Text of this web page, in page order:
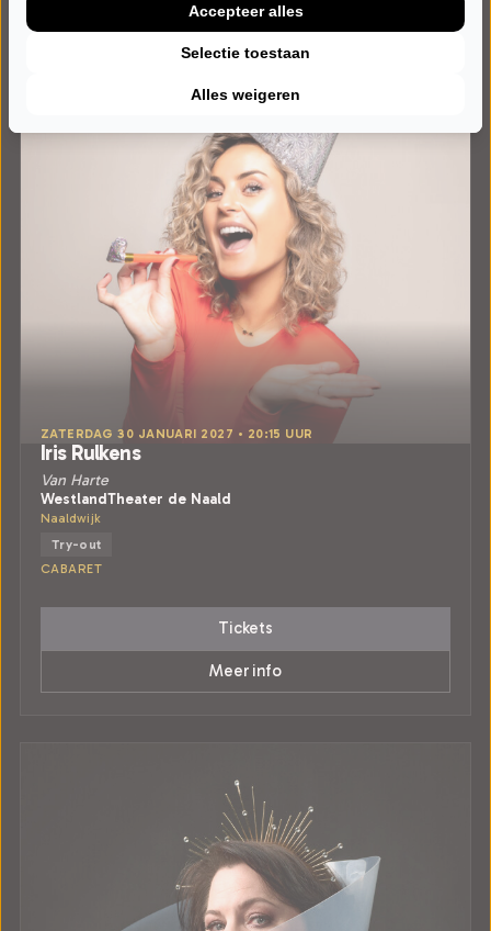
ZATERDAG 30 JANUARI 2027 • 20:15 UUR
Iris Rulkens
Van Harte
WestlandTheater de Naald
Naaldwijk
Try-out
CABARET
Tickets
Meer info
Alles weigeren
Selectie toestaan
Accepteer alles